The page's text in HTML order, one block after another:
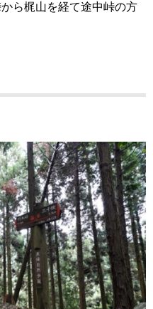
ら梶山を経て途中峠の方